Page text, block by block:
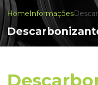
HomeInformações